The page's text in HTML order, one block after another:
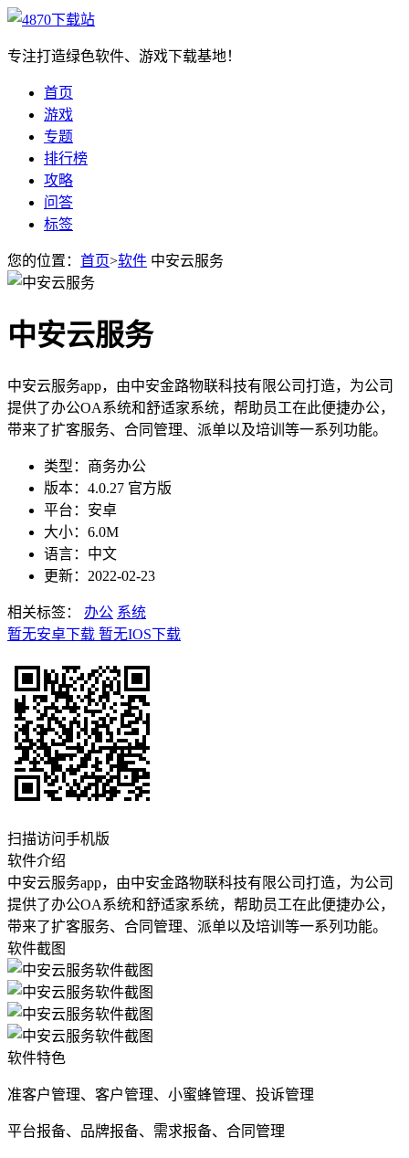
专注打造绿色软件、游戏下载基地！
首页
游戏
专题
排行榜
攻略
问答
标签
您的位置： 首页>软件 中安云服务
中安云服务
中安云服务app，由中安金路物联科技有限公司打造，为公司
提供了办公OA系统和舒适家系统，帮助员工在此便捷办公，
带来了扩客服务、合同管理、派单以及培训等一系列功能。
类型：商务办公
版本：4.0.27 官方版
平台：安卓
大小：6.0M
语言：中文
更新：2022-02-23
相关标签： 办公 系统
暂无安卓下载 暂无IOS下载
扫描访问手机版
软件介绍
中安云服务app，由中安金路物联科技有限公司打造，为公司
提供了办公OA系统和舒适家系统，帮助员工在此便捷办公，
带来了扩客服务、合同管理、派单以及培训等一系列功能。
软件截图
软件特色
准客户管理、客户管理、小蜜蜂管理、投诉管理
平台报备、品牌报备、需求报备、合同管理